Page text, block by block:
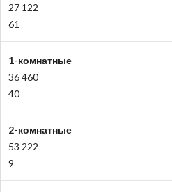
27 122
61
1-комнатные
36 460
40
2-комнатные
53 222
9